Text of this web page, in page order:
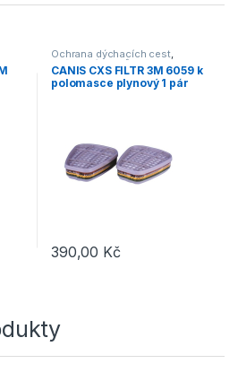
Možnosti lze vybrat na stránce
Ochrana dýchacích cest,
Ochranné pomůcky
CANIS CXS FILTR 3M 6059 k
polomasce plynový 1 pár
390,00 Kč